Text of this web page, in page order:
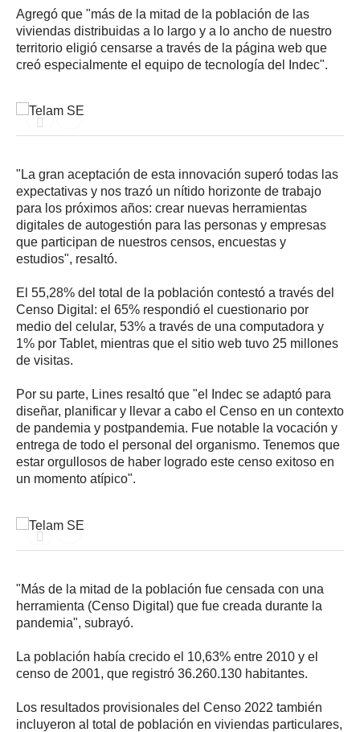
Agregó que "más de la mitad de la población de las
viviendas distribuidas a lo largo y a lo ancho de nuestro
territorio eligió censarse a través de la página web que
creó especialmente el equipo de tecnología del Indec".
"La gran aceptación de esta innovación superó todas las
expectativas y nos trazó un nítido horizonte de trabajo
para los próximos años: crear nuevas herramientas
digitales de autogestión para las personas y empresas
que participan de nuestros censos, encuestas y
estudios", resaltó.
El 55,28% del total de la población contestó a través del
Censo Digital: el 65% respondió el cuestionario por
medio del celular, 53% a través de una computadora y
1% por Tablet, mientras que el sitio web tuvo 25 millones
de visitas.
Por su parte, Lines resaltó que "el Indec se adaptó para
diseñar, planificar y llevar a cabo el Censo en un contexto
de pandemia y postpandemia. Fue notable la vocación y
entrega de todo el personal del organismo. Tenemos que
estar orgullosos de haber logrado este censo exitoso en
un momento atípico".
"Más de la mitad de la población fue censada con una
herramienta (Censo Digital) que fue creada durante la
pandemia", subrayó.
La población había crecido el 10,63% entre 2010 y el
censo de 2001, que registró 36.260.130 habitantes.
Los resultados provisionales del Censo 2022 también
incluyeron al total de población en viviendas particulares,